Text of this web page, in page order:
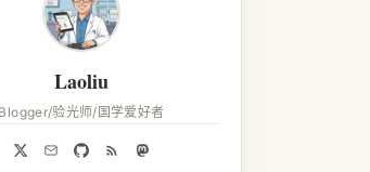
Laoliu
Blogger/验光师/国学爱好者